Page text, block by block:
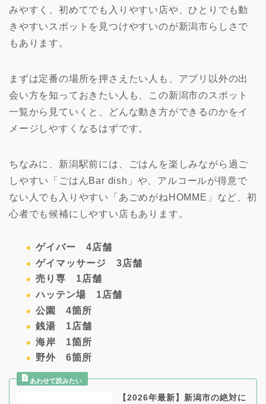
みやすく、初めてでも入りやすい店や、ひとりでも動
きやすいスポットを見つけやすいのが新潟市らしさで
もあります。
まずは定番の場所を押さえたい人も、アプリ以外の出
会い方を知っておきたい人も、この新潟市のスポット
一覧から見ていくと、どんな動き方ができるのかをイ
メージしやすくなるはずです。
ちなみに、新潟駅前には、ごはんを楽しみながら過ご
しやすい「ごはんBar dish」や、アルコールが得意で
ない人でも入りやすい「あごめがねHOMME」など、初
心者でも候補にしやすい店もあります。
ゲイバー 4店舗
ゲイマッサージ 3店舗
売り専 1店舗
ハッテン場 1店舗
公園 4箇所
銭湯 1店舗
海岸 1箇所
野外 6箇所
【2026年最新】新潟市の絶対に